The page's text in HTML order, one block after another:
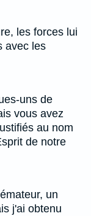
les forces lui
avec les
uns de
vous avez
au nom
de notre
un
j'ai obtenu